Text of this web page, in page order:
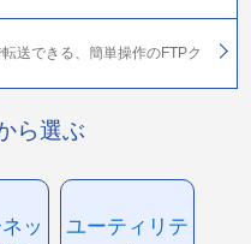
送できる、簡単操作のFTPク
ら選ぶ
ッ
ユーティリテ